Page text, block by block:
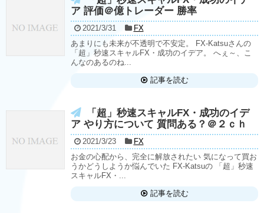
ア 評価＠億トレーダー 勝率
2021/3/31
FX
あまりにも未来が不透明で不安定。 FX-Katsuさんの
「超」秒速スキャルFX・成功のイデア。 へぇ～、こ
んなのあるのね...
記事を読む
「超」秒速スキャルFX・成功のイデ
ア やり方について 質問ある？＠２ｃｈ
2021/3/23
FX
お金の心配から、完全に解放されたい 気になって買お
うかどうしようか悩んでいた FX-Katsuの 「超」秒速
スキャルFX・...
記事を読む